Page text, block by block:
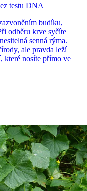
testu DNA
budíku,
odběru krve syčíte
senná rýma.
ale pravda leží
které nosíte přímo ve